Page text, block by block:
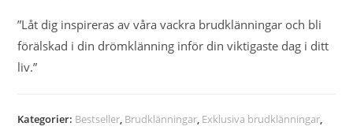
”Låt dig inspireras av våra vackra brudklänningar och bli
förälskad i din drömklänning inför din viktigaste dag i ditt
liv.”
Kategorier: Bestseller, Brudklänningar, Exklusiva brudklänningar,